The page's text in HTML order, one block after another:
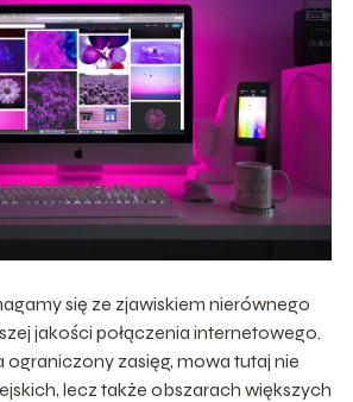
się ze zjawiskiem nierównego
jakości połączenia internetowego.
zasięg, mowa tutaj nie
lecz także obszarach większych